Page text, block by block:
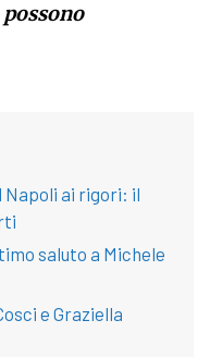
Napoli ai rigori: il
saluto a Michele
e Graziella